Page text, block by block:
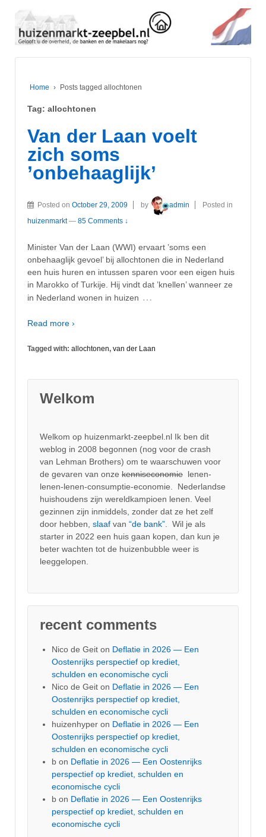
Home › Posts tagged allochtonen
Tag: allochtonen
Van der Laan voelt
zich soms
’onbehaaglijk’
Posted on October 29, 2009 by admin
Posted in
huizenmarkt — 85 Comments ↓
Minister Van der Laan (WWI) ervaart ’soms een
onbehaaglijk gevoel’ bij allochtonen die in Nederland
een huis huren en intussen sparen voor een eigen huis
in Marokko of Turkije. Hij vindt dat ’knellen’ wanneer ze
in Nederland wonen in huizen …
Read more ›
Tagged with: allochtonen, van der Laan
Welkom
Welkom op huizenmarkt-zeepbel.nl Ik ben dit
weblog in 2008 begonnen (nog voor de crash
van Lehman Brothers) om te waarschuwen voor
de gevaren van onze kenniseconomie lenen-
lenen-lenen-consumptie-economie. Nederlandse
huishoudens zijn wereldkampioen lenen. Veel
gezinnen zijn inmiddels, zonder dat ze het zelf
door hebben, slaaf van “de bank”.
Wil je als
starter in 2022 een huis gaan kopen, dan kun je
beter wachten tot de huizenbubble weer is
leeggelopen.
recent comments
Nico de Geit on Deflatie in 2026 — Een
Oostenrijks perspectief op krediet,
schulden en economische cycli
Nico de Geit on Deflatie in 2026 — Een
Oostenrijks perspectief op krediet,
schulden en economische cycli
huizenhyper on Deflatie in 2026 — Een
Oostenrijks perspectief op krediet,
schulden en economische cycli
b on Deflatie in 2026 — Een Oostenrijks
perspectief op krediet, schulden en
economische cycli
b on Deflatie in 2026 — Een Oostenrijks
perspectief op krediet, schulden en
economische cycli